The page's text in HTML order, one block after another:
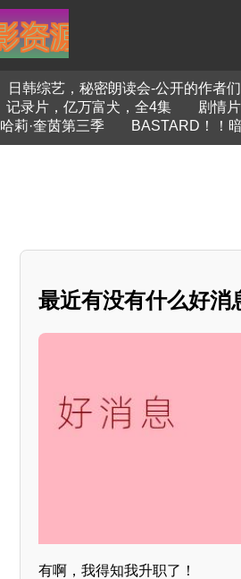
日韩综艺，秘密朗读会-公开的作者
记录片，亿万富犬，全4集 剧情
哈莉·奎茵第三季 BASTARD！！
最近有没有什么好消
有啊，我得知我升职了！